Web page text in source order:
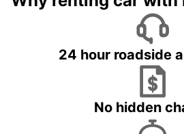
24 hour roadside
No hidden